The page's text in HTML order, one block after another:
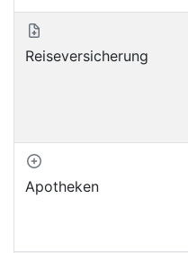
Reiseversicherung
Apotheken